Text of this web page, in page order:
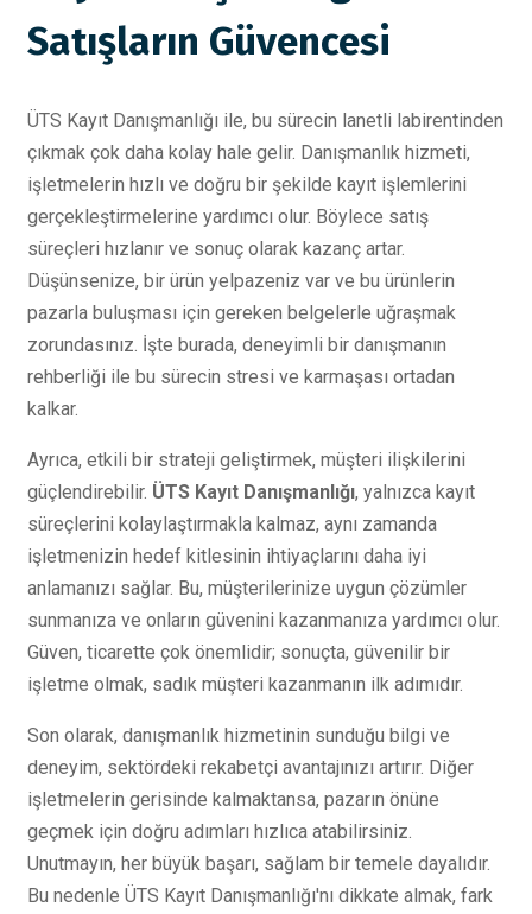
Satışların Güvencesi
ÜTS Kayıt Danışmanlığı ile, bu sürecin lanetli labirentinden
çıkmak çok daha kolay hale gelir. Danışmanlık hizmeti,
işletmelerin hızlı ve doğru bir şekilde kayıt işlemlerini
gerçekleştirmelerine yardımcı olur. Böylece satış
süreçleri hızlanır ve sonuç olarak kazanç artar.
Düşünsenize, bir ürün yelpazeniz var ve bu ürünlerin
pazarla buluşması için gereken belgelerle uğraşmak
zorundasınız. İşte burada, deneyimli bir danışmanın
rehberliği ile bu sürecin stresi ve karmaşası ortadan
kalkar.
Ayrıca, etkili bir strateji geliştirmek, müşteri ilişkilerini
güçlendirebilir. ÜTS Kayıt Danışmanlığı, yalnızca kayıt
süreçlerini kolaylaştırmakla kalmaz, aynı zamanda
işletmenizin hedef kitlesinin ihtiyaçlarını daha iyi
anlamanızı sağlar. Bu, müşterilerinize uygun çözümler
sunmanıza ve onların güvenini kazanmanıza yardımcı olur.
Güven, ticarette çok önemlidir; sonuçta, güvenilir bir
işletme olmak, sadık müşteri kazanmanın ilk adımıdır.
Son olarak, danışmanlık hizmetinin sunduğu bilgi ve
deneyim, sektördeki rekabetçi avantajınızı artırır. Diğer
işletmelerin gerisinde kalmaktansa, pazarın önüne
geçmek için doğru adımları hızlıca atabilirsiniz.
Unutmayın, her büyük başarı, sağlam bir temele dayalıdır.
Bu nedenle ÜTS Kayıt Danışmanlığı'nı dikkate almak, fark